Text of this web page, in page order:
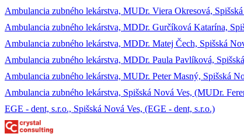
Ambulancia zubného lekárstva, MUDr. Viera Okresová,
Ambulancia zubného lekárstva, MDDr. Gurčíková Katarína,
Ambulancia zubného lekárstva, MDDr. Matej Čech, Spišská
Ambulancia zubného lekárstva, MDDr. Paula Pavlíková,
Ambulancia zubného lekárstva, MUDr. Peter Masný, Spišská
Ambulancia zubného lekárstva, Spišská Nová Ves, (MUDr.
EGE - dent, s.r.o., Spišská Nová Ves, (EGE - dent, s.r.o.)